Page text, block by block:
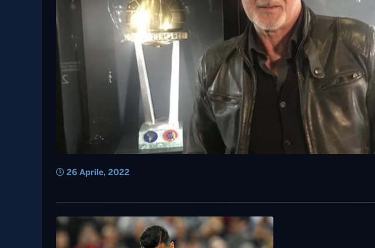
26 Aprile, 2022